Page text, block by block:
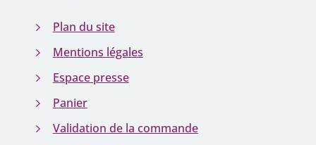
Plan du site
Mentions légales
Espace presse
Panier
Validation de la commande